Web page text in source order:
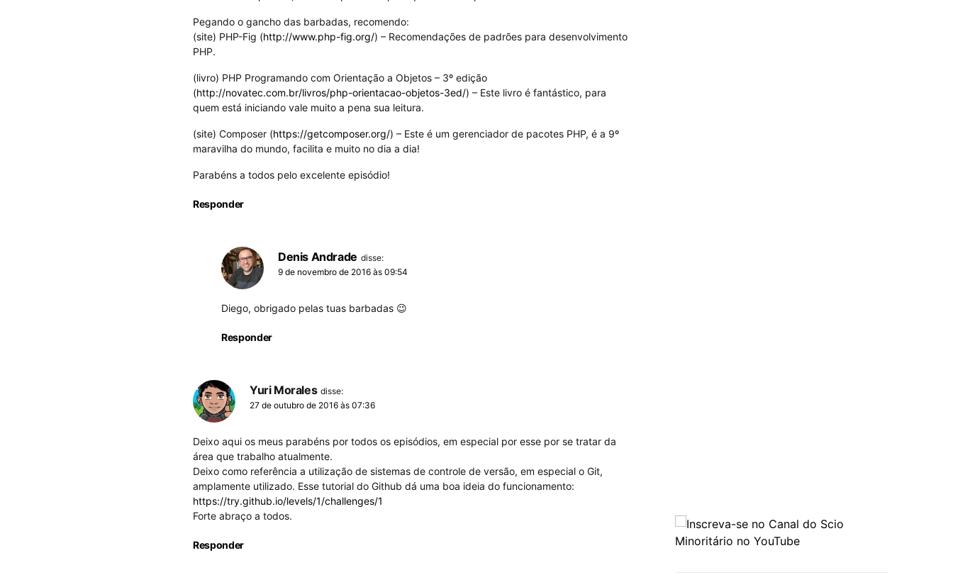
Pegando o gancho das barbadas, recomendo:
(site) PHP-Fig (http://www.php-fig.org/) – Recomendações de padrões para desenvolvimento
PHP.
(livro) PHP Programando com Orientação a Objetos – 3º edição
(http://novatec.com.br/livros/php-orientacao-objetos-3ed/) – Este livro é fantástico, para
quem está iniciando vale muito a pena sua leitura.
(site) Composer (https://getcomposer.org/) – Este é um gerenciador de pacotes PHP, é a 9º
maravilha do mundo, facilita e muito no dia a dia!
Parabéns a todos pelo excelente episódio!
Responder
Denis Andrade disse:
9 de novembro de 2016 às 09:54
Diego, obrigado pelas tuas barbadas 😉
Responder
Yuri Morales disse:
27 de outubro de 2016 às 07:36
Deixo aqui os meus parabéns por todos os episódios, em especial por esse por se tratar da
área que trabalho atualmente.
Deixo como referência a utilização de sistemas de controle de versão, em especial o Git,
amplamente utilizado. Esse tutorial do Github dá uma boa ideia do funcionamento:
https://try.github.io/levels/1/challenges/1
Forte abraço a todos.
Responder